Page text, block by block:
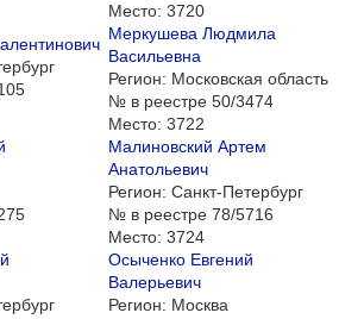
Место: 3720
Меркушева Людмила
Васильевна
Регион: Московская область
№ в реестре 50/3474
Место: 3722
Малиновский Артем
Анатольевич
Регион: Санкт-Петербург
№ в реестре 78/5716
Место: 3724
Осыченко Евгений
Валерьевич
Регион: Москва